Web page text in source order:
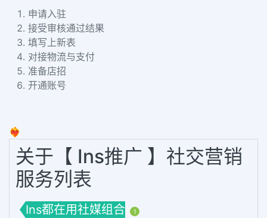
申请入驻
接受审核通过结果
填写上新表
对接物流与支付
准备店招
开通账号
❤️‍🔥
关于【 Ins推广 】社交营销
服务列表
Ins都在用社媒组合 1